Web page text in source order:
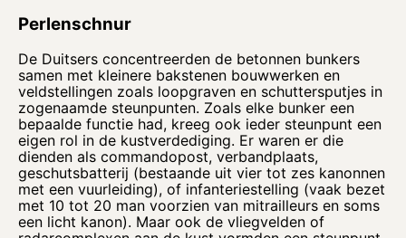
Perlenschnur
De Duitsers concentreerden de betonnen bunkers
samen met kleinere bakstenen bouwwerken en
veldstellingen zoals loopgraven en schuttersputjes in
zogenaamde steunpunten. Zoals elke bunker een
bepaalde functie had, kreeg ook ieder steunpunt een
eigen rol in de kustverdediging. Er waren er die
dienden als commandopost, verbandplaats,
geschutsbatterij (bestaande uit vier tot zes kanonnen
met een vuurleiding), of infanteriestelling (vaak bezet
met 10 tot 20 man voorzien van mitrailleurs en soms
een licht kanon). Maar ook de vliegvelden of